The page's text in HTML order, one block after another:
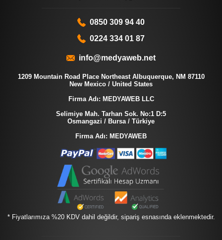
0850 309 94 40
0224 334 01 87
info@medyaweb.net
1209 Mountain Road Place Northeast Albuquerque, NM 87110
New Mexico / United States
Firma Adı: MEDYAWEB LLC
Selimiye Mah. Tarhan Sok. No:1 D:5
Osmangazi / Bursa / Türkiye
Firma Adı: MEDYAWEB
* Fiyatlarımıza %20 KDV dahil değildir, sipariş esnasında eklenmektedir.